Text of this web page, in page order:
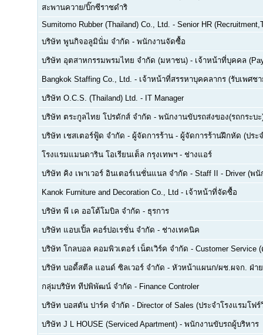
สะพานควาย/บิ๊กซีราชดำริ
Sumitomo Rubber (Thailand) Co., Ltd. - Senior HR
บริษัท พูนกิจอลูมินั่ม จำกัด - พนักงานจัดซื้อ
บริษัท อุตสาหกรรมพรมไทย จำกัด (มหาชน) - เจ้าหน้าที่บุคคล
Bangkok Staffing Co., Ltd. - เจ้าหน้าที่สรรหาบุคคลากร (รับเพศช
บริษัท O.C.S. (Thailand) Ltd. - IT Manager
บริษัท ตระกูลไทย โปรดักส์ จำกัด - พนักงานขับรถส่งของ(รถกระบะ
บริษัท เชสเตอร์ฟู้ด จำกัด - ผู้จัดการร้าน - ผู้จัดการร้านฝึกหัด (ประ
โรงแรมแมนดาริน โอเรียนเต็ล กรุงเทพฯ - ช่างแอร์
บริษัท คิง เพาเวอร์ อินเตอร์เนชั่นแนล จำกัด - Staff II - Driver (พ
Kanok Furniture and Decoration Co., Ltd - เจ้าหน้าที่จัดซื้อ
บริษัท พี เค ออโต้โมบิล จำกัด - ธุรการ
บริษัท แอบเปิ้ล คอร์ปอเรชั่น จำกัด - ช่างเทคนิค
บริษัท โกลบอล คอมพิวเตอร์ เน็ตเวิร์ค จำกัด - Customer Service
บริษัท บอดี้สตีล แอนด์ ซิลเวอร์ จำกัด - หัวหน้าแผนก/ผช.ผจก. ฝ่า
กลุ่มบริษัท ทีปพิพัฒน์ จำกัด - Finance Controler
บริษัท บอสตัน ปาร์ค จำกัด - Director of Sales (ประจำโรงแรมโ
บริษัท J L HOUSE (Serviced Apartment) - พนักงานขับรถผู้บริหาร